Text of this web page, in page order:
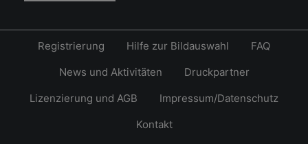
Registrierung Hilfe zur Bildauswahl
FAQ
News und Aktivitäten
Druckpartner
Lizenzierung und AGB
Impressum/Datenschutz
Kontakt